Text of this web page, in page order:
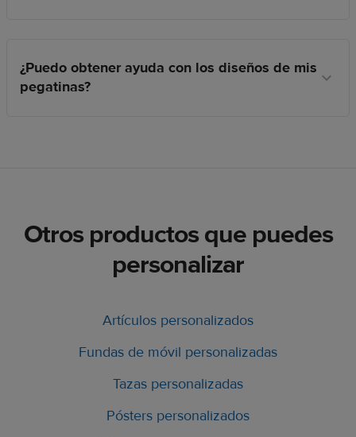
¿Puedo obtener ayuda con los diseños de mis
pegatinas?
Otros productos que puedes
personalizar
Artículos personalizados
Fundas de móvil personalizadas
Tazas personalizadas
Pósters personalizados